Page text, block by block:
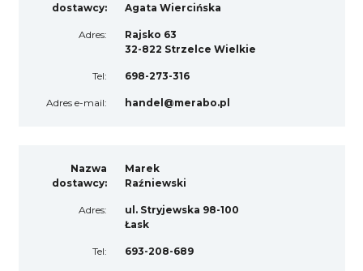
dostawcy:
Agata Wiercińska
Adres:
Rajsko 63
32-822 Strzelce Wielkie
Tel: 698-273-316
Adres e-mail: handel@merabo.pl
Nazwa
dostawcy:
Marek
Raźniewski
Adres:
ul. Stryjewska 98-100
Łask
Tel: 693-208-689